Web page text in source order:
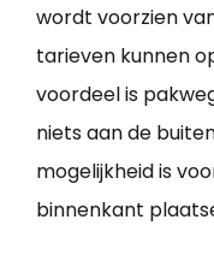
wordt voorzien
tarieven kunnen
voordeel is
niets aan de
mogelijkheid is
binnenkant